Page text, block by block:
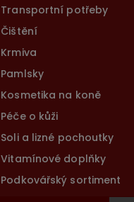
Transportní potřeby
Čištění
Krmiva
Pamlsky
Kosmetika na koně
Péče o kůži
Soli a lizné pochoutky
Vitamínové doplňky
Podkovářský sortiment